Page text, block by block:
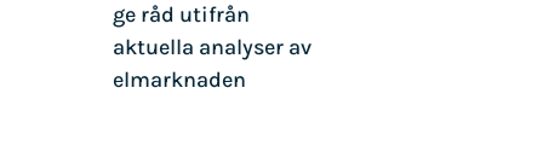
ge råd utifrån
aktuella analyser av
elmarknaden